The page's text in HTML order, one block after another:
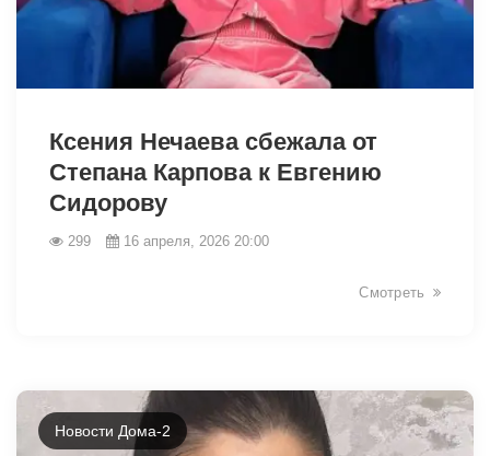
Ксения Нечаева сбежала от
Степана Карпова к Евгению
Сидорову
299 16 апреля, 2026 20:00
Смотреть
Новости Дома-2